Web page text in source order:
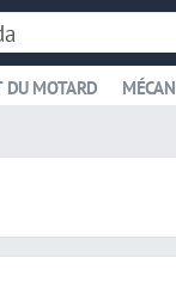
DU MOTARD